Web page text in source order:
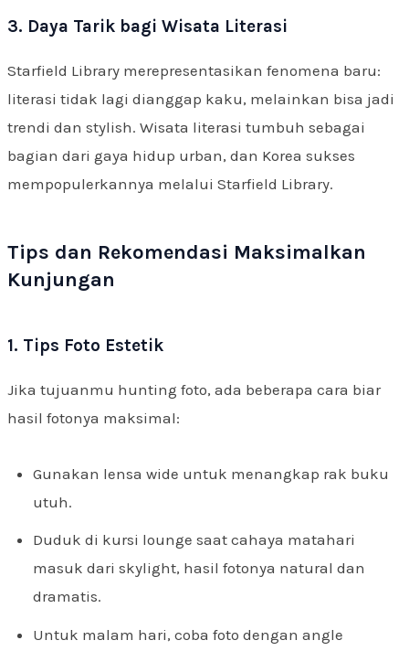
3. Daya Tarik bagi Wisata Literasi
Starfield Library merepresentasikan fenomena baru:
literasi tidak lagi dianggap kaku, melainkan bisa jadi
trendi dan stylish. Wisata literasi tumbuh sebagai
bagian dari gaya hidup urban, dan Korea sukses
mempopulerkannya melalui Starfield Library.
Tips dan Rekomendasi Maksimalkan
Kunjungan
1. Tips Foto Estetik
Jika tujuanmu hunting foto, ada beberapa cara biar
hasil fotonya maksimal:
Gunakan lensa wide untuk menangkap rak buku
utuh.
Duduk di kursi lounge saat cahaya matahari
masuk dari skylight, hasil fotonya natural dan
dramatis.
Untuk malam hari, coba foto dengan angle